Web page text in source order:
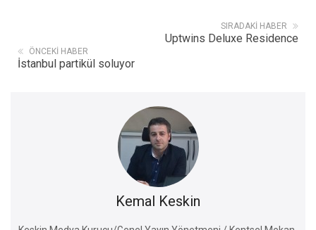
SIRADAKI HABER
Uptwins Deluxe Residence
ÖNCEKI HABER
İstanbul partikül soluyor
Kemal Keskin